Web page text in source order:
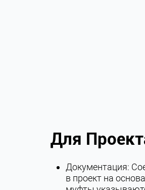
Для
Документация:
в проект на